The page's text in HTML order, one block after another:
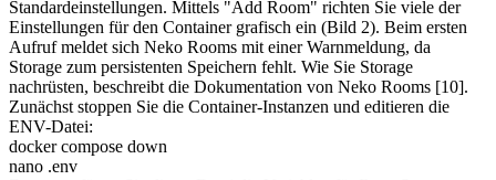
Standardeinstellungen. Mittels "Add Room" richten Sie viele der
Einstellungen für den Container grafisch ein (Bild 2). Beim ersten
Aufruf meldet sich Neko Rooms mit einer Warnmeldung, da
Storage zum persistenten Speichern fehlt. Wie Sie Storage
nachrüsten, beschreibt die Dokumentation von Neko Rooms [10].
Zunächst stoppen Sie die Container-Instanzen und editieren die
ENV-Datei:
docker compose down
nano .env